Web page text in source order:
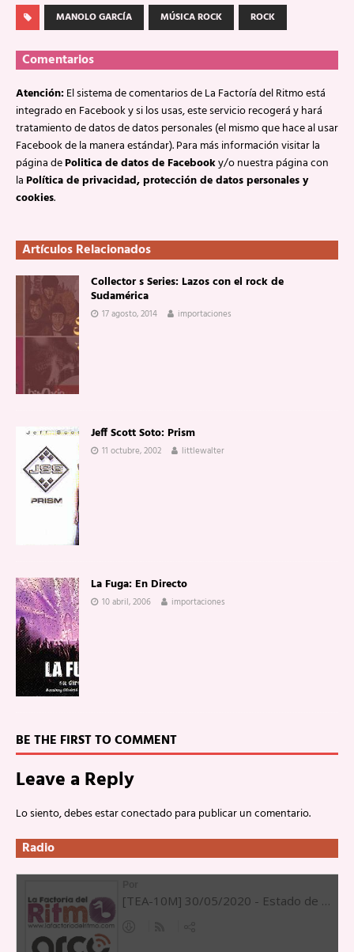
MANOLO GARCÍA MÚSICA ROCK ROCK
Comentarios
Atención:El sistema de comentarios de La Factoría del Ritmo está
integrado en Facebook y si los usas, este servicio recogerá y hará
tratamiento de datos de datos personales (el mismo que hace al usar
Facebook de la manera estándar). Para más información visitar la
página dePolitica de datos de Facebooky/o nuestra página con
laPolítica de privacidad, protección de datos personales y
cookies.
Artículos Relacionados
Collector s Series: Lazos con el rock de
Sudamérica
17 agosto, 2014 importaciones
Jeff Scott Soto: Prism
11 octubre, 2002 littlewalter
La Fuga: En Directo
10 abril, 2006 importaciones
BE THE FIRST TO COMMENT
Leave a Reply
Lo siento, debes estarconectadopara publicar un comentario.
Radio